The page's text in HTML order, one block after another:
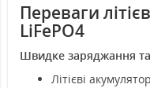
Переваги
LiFePO4
Швидке заряджання та
Літієві